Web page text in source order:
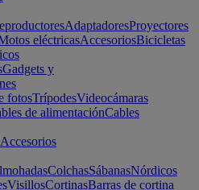
AdaptadoresProyectores
eléctricasAccesoriosBicicletas
Gadgets y
fotosTrípodesVideocámaras
de alimentaciónCables
Accesorios
ColchasSábanasNórdicos
VisillosCortinasBarras de cortina